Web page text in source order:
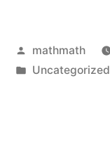
Posted
by
mathmath
Posted
Uncategorized